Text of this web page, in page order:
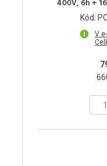
400V, 6h +
Kód:
V